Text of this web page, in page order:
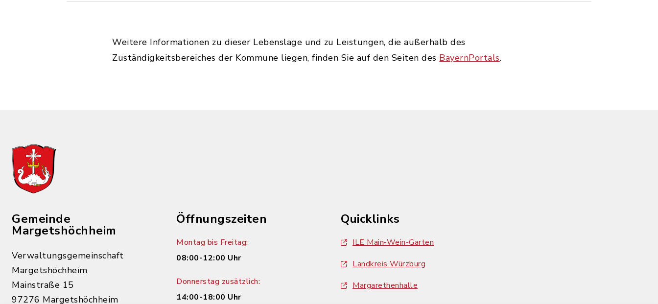
Weitere Informationen zu dieser Lebenslage und zu Leistungen, die außerhalb des
Zuständigkeitsbereiches der Kommune liegen, finden Sie auf den Seiten des BayernPortals.
Gemeinde
Margetshöchheim
Verwaltungsgemeinschaft
Margetshöchheim
Mainstraße 15
97276 Margetshöchheim
Öffnungszeiten
Montag bis Freitag:
08:00-12:00 Uhr
Donnerstag zusätzlich:
14:00-18:00 Uhr
Quicklinks
ILE Main-Wein-Garten
Landkreis Würzburg
Margarethenhalle